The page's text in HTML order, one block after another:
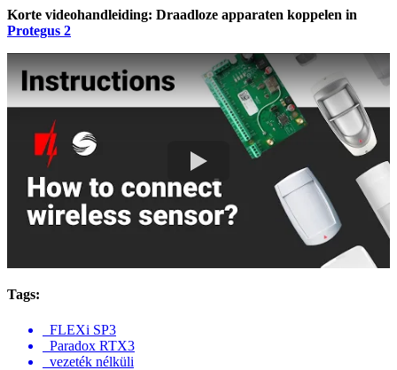
Korte videohandleiding: Draadloze apparaten koppelen in
Protegus 2
Tags:
FLEXi SP3
Paradox RTX3
vezeték nélküli